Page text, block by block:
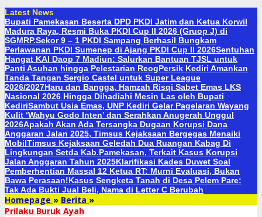
Latest News
Bupati Pamekasan Beserta DPD PKDI Jatim dan Ketua Korwil
Madura Raya, Resmi Buka PKDI Cup II 2026 (Gruop J) di
SGMRP.Sekor 9 – 1 PKDI Sampang Berhasil Bungkam
Perlawanan PKDI Sumenep di Ajang PKDI Cup II 2026Sentuhan
Hangat KAI Daop 7 Madiun: Salurkan Bantuan TJSL untuk
Panti Asuhan hingga Pelestarian ReogPersik Kediri Amankan
Tanda Tangan Sergio Castel untuk Super League
2026/2027Haru dan Bangga, Hamzah Risqi Sabet Emas LKS
Nasional 2026 Hingga Dihadiahi Mesin Las oleh Bupati
KediriSambut Usia Emas, UNP Kediri Gelar Pagelaran Wayang
Kulit ‘Wahyu Godo Inten’ dan Serahkan Anugerah Unggul
2026Apakah Akan Ada Tersangka Dugaan Korupsi Dana
Anggaran Jalan 2025, Timsus Kejaksaan Bergegas Menaiki
MobilTimsus Kejaksaan Geledah Dua Ruangan Kabag Di
Lingkungan Setda Kab.Pamekasan, Terkait Kasus Korupsi
Jalan Anggaran Tahun 2025Klarifikasi Kades Duwet Soal
Pemberhentian Massal 12 Ketua RT: Murni Evaluasi, Bukan
Bawa Perasaan!Kasus Sengketa Tanah di Desa Pelem Pare:
Tak Ada Bukti Jual Beli, Nama di Letter C Berubah
Homepage » Berita »Bejat.....
Prilaku Buruk Ayah